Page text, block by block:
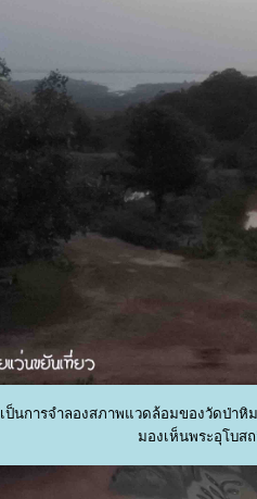
เป็นการจำลองสภาพแวดล้อมของวัดป่าหิ
มองเห็นพระอุโบส